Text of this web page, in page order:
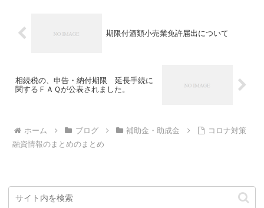
期限付酒類小売業免許届出について
相続税の、申告・納付期限 延長手続に
関するＦＡＱが公表されました。
ホーム ブログ 補助金・助成金
コロナ対策
融資情報のまとめのまとめ